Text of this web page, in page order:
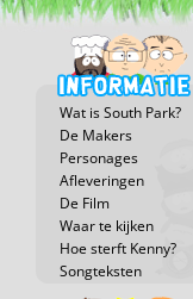
Wat is South Park?
De Makers
Personages
Afleveringen
De Film
Waar te kijken
Hoe sterft Kenny?
Songteksten